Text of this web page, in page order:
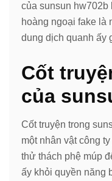
của sunsun hw702b
hoàng ngoại fake là
dung dịch quanh ấy
Cốt
của
Cốt truyện trong
một nhân vật công
thử thách phệ múp
ấy khỏi quyền năng